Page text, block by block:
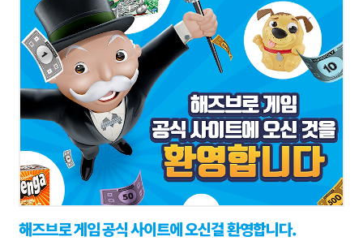
해즈브로 게임 공식 사이트에 오신걸 환영합니다.